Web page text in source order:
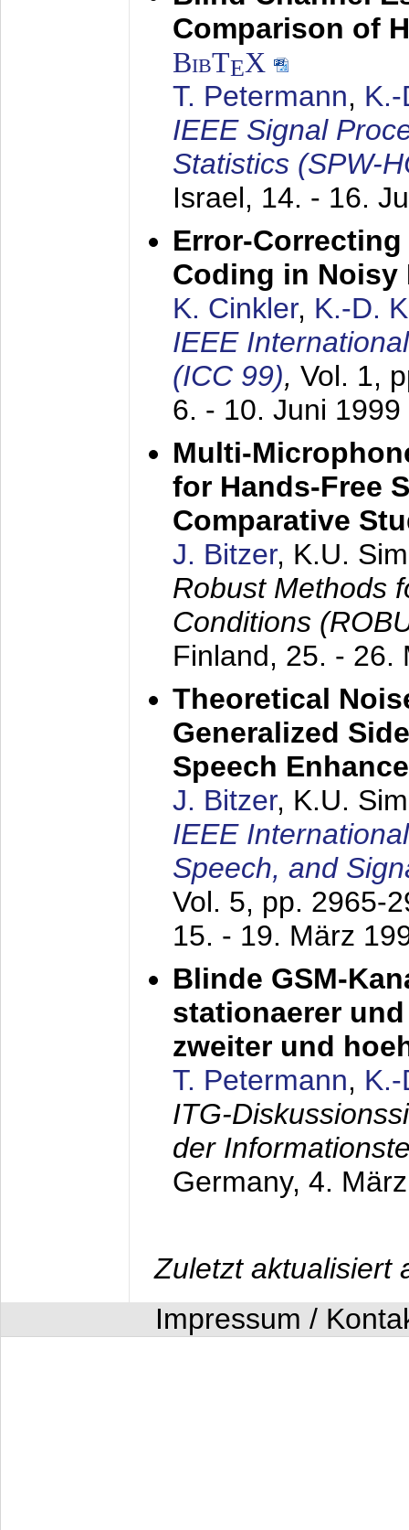
Comparison of
BibTEX
T. Petermann,
IEEE Signal
Statistics (SPW-
Israel, 14. - 16.
Error-
Coding in Noisy
K. Cinkler, K.-D.
IEEE
(ICC 99), Vol. 1,
6. - 10. Juni 1999
Multi-
for Hands-Free
Comparative
J. Bitzer, K.U.
Robust Methods
Conditions
Finland, 25. - 26.
Theoretical
Generalized
Speech
J. Bitzer, K.U.
IEEE
Speech, and
Vol. 5, pp. 2965-
15. - 19. März
Blinde GSM-
stationaerer
zweiter und
T. Petermann,
ITG-
der
Germany, 4.
Zuletzt aktualisiert
Impressum /